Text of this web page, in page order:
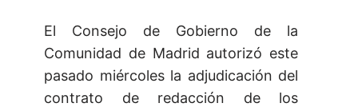
El Consejo de Gobierno de la
Comunidad de Madrid autorizó este
pasado miércoles la adjudicación del
contrato de redacción de los